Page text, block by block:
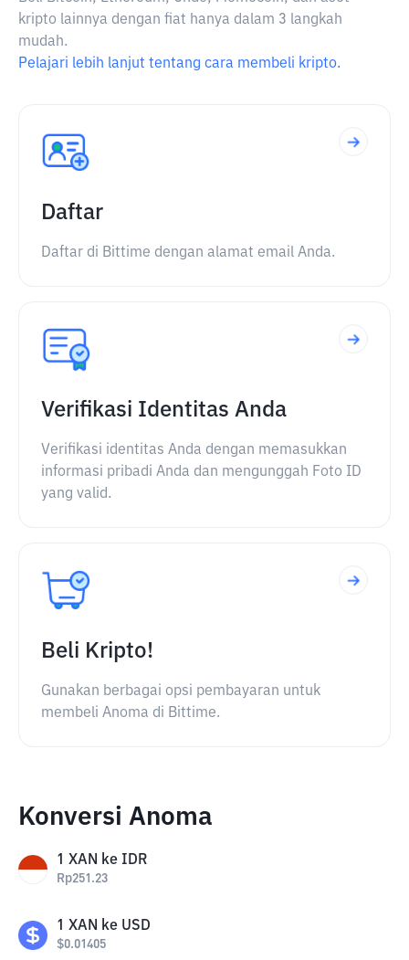
kripto lainnya dengan fiat hanya dalam 3 langkah
mudah.
Pelajari lebih lanjut tentang cara membeli kripto.
Daftar
Daftar di Bittime dengan alamat email Anda.
Verifikasi Identitas Anda
Verifikasi identitas Anda dengan memasukkan
informasi pribadi Anda dan mengunggah Foto ID
yang valid.
Beli Kripto!
Gunakan berbagai opsi pembayaran untuk
membeli Anoma di Bittime.
Konversi Anoma
1 XAN ke IDR
Rp251.23
1 XAN ke USD
$0.01405